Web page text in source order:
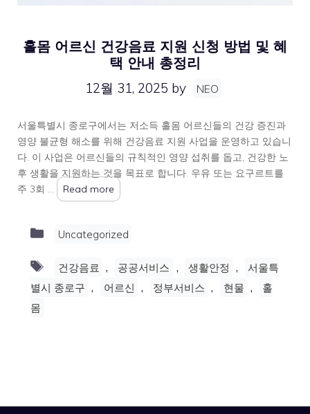
홀몸 어르신 건강음료 지원 신청 방법 및 혜
택 안내 총정리
12월 31, 2025 by NEO
서울특별시 종로구에서는 저소득 홀몸 어르신들의 건강 증진과
영양 불균형 해소를 위해 건강음료 지원 사업을 운영하고 있습니
다. 이 사업은 어르신들의 규칙적인 영양 섭취를 돕고, 건강한 노
후 생활을 지원하는 것을 목표로 합니다. 우유 또는 요구르트를
주 3회 …
Read more
Categories
Uncategorized
Tags
건강음료 , 공공서비스 , 생활안정 ,
서울특
별시 종로구 , 어르신 , 정부서비스 , 현물 ,
홀
몸